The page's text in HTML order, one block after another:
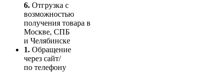
6. Отгрузка с
возможностью
получения товара в
Москве, СПБ
и Челябинске
1. Обращение
через сайт/
по телефону